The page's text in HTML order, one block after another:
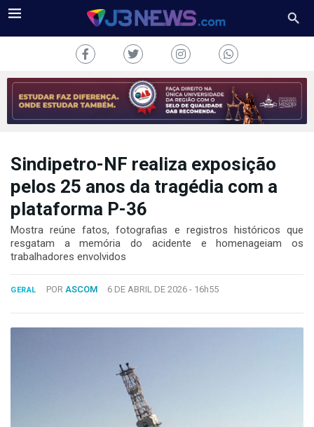
J3NEWS
TV
COLUNAS
FALE
Copyright
Desenvolvido
Sindipetro-NF realiza exposição
pelos 25 anos da tragédia com a
plataforma P-36
Mostra reúne fatos, fotografias e registros históricos que
resgatam a memória do acidente e homenageiam os
trabalhadores envolvidos
GERAL POR ASCOM 6 DE ABRIL DE 2026 - 16h55